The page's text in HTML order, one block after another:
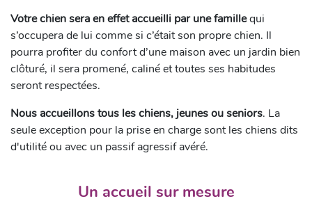
Votre chien sera en effet accueilli par une famillequi
s’occupera de lui comme si c’était son propre chien. Il
pourra profiter du confort d’une maison avec un jardin bien
clôturé, il sera promené, caliné et toutes ses habitudes
seront respectées.
Nous accueillons tous les chiens, jeunes ou seniors. La
seule exception pour la prise en charge sont les chiens dits
d'utilité ou avec un passif agressif avéré.
Un accueil sur mesure